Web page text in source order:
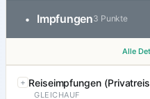
• Impfungen3 Punkte
Alle
Reiseimpfungen
GLEICHAUF